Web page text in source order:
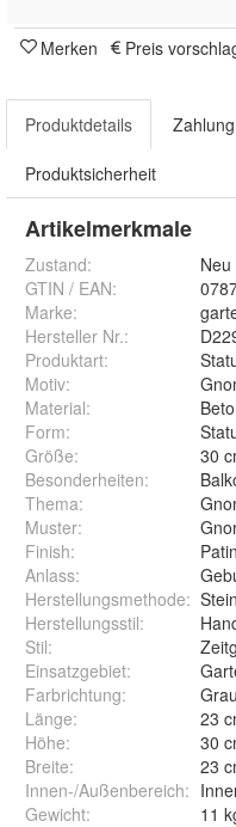
Merken Preis
Produktdetails
Produktsicherheit
Artikelmerkmale
Zustand:
Neu
GTIN / EAN:
Marke:
Hersteller Nr.:
Produktart:
Motiv:
Material:
Form:
Größe:
30
Besonderheiten:
Thema:
Muster:
Finish:
Anlass:
Herstellungsmethode:
Herstellungsstil:
Stil:
Einsatzgebiet:
Farbrichtung:
Grau
Länge:
23
Höhe:
30
Breite:
23
Innen-/Außenbereich:
Gewicht: 11